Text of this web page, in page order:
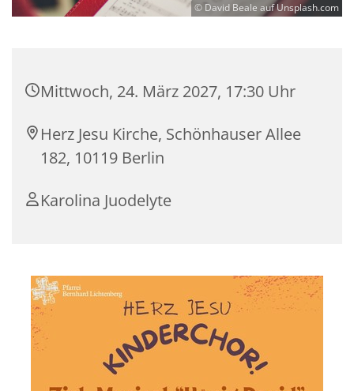
© David Beale auf Unsplash.com
Mittwoch, 24. März 2027, 17:30 Uhr
Herz Jesu Kirche, Schönhauser Allee
182, 10119 Berlin
Karolina Juodelyte